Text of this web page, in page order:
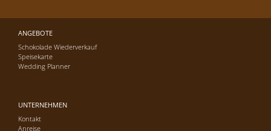
ANGEBOTE
Schokolade Wiederverkauf
Speisekarte
Wedding Planner
UNTERNEHMEN
Kontakt
Anreise